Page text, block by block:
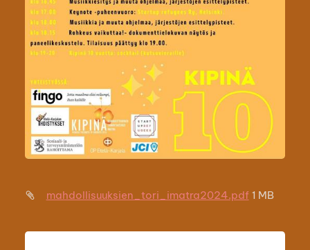
mahdollisuuksien_tori_imatra2024.pdf 1 MB